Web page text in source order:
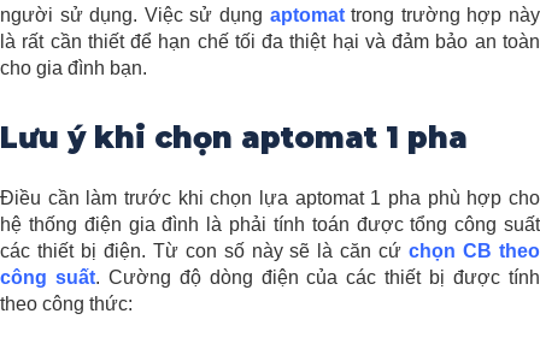
người sử dụng. Việc sử dụng aptomattrong trường hợp này
là rất cần thiết để hạn chế tối đa thiệt hại và đảm bảo an toàn
cho gia đình bạn.
Lưu ý khi chọn aptomat 1 pha
Điều cần làm trước khi chọn lựa aptomat 1 pha phù hợp cho
hệ thống điện gia đình là phải tính toán được tổng công suất
các thiết bị điện. Từ con số này sẽ là căn cứchọn CB theo
công suất. Cường độ dòng điện của các thiết bị được tính
theo công thức: